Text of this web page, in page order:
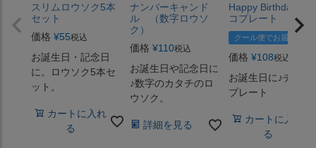
スリムロウソク5本
セット
価格 ¥55税込
お誕生日・記念日
に。ロウソク5本セ
ット。
カートに入れ
る
ナンバーキャンド
ル （数字ロウソ
ク）
価格 ¥110税込
お誕生日や記念日に
♪数字のカタチのロ
ウソク。
詳細を見る
Happy Birthday チ
コプレート
クール便でお届け
価格 ¥108税込
お誕生日に♪チョコ
プレート
カートに入れ
る